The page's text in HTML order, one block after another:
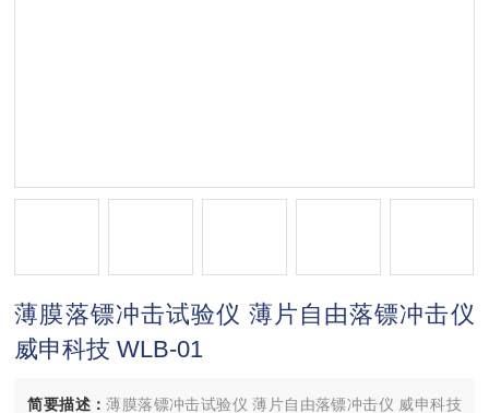
薄膜落镖冲击试验仪 薄片自由落镖冲击仪
威申科技 WLB-01
简要描述：薄膜落镖冲击试验仪 薄片自由落镖冲击仪 威申科技